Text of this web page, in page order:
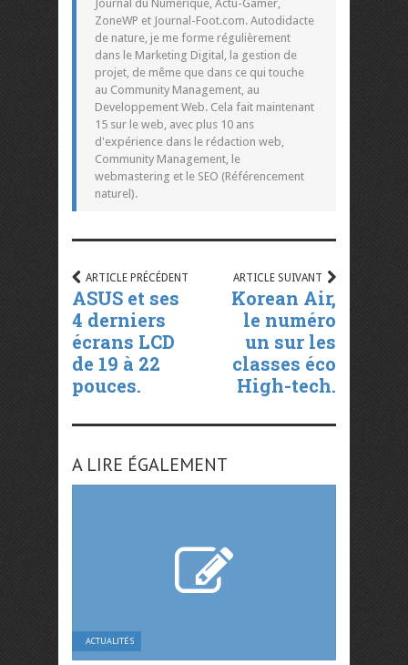
Journal du Numérique, Actu-Gamer,
ZoneWP et Journal-Foot.com. Autodidacte
de nature, je me forme régulièrement
dans le Marketing Digital, la gestion de
projet, de même que dans ce qui touche
au Community Management, au
Developpement Web. Cela fait maintenant
15 sur le web, avec plus 10 ans
d'expérience dans le rédaction web,
Community Management, le
webmastering et le SEO (Référencement
naturel).
ARTICLE PRÉCÉDENT
ASUS et ses
4 derniers
écrans LCD
de 19 à 22
pouces.
ARTICLE SUIVANT
Korean Air,
le numéro
un sur les
classes éco
High-tech.
A LIRE ÉGALEMENT
ACTUALITÉS